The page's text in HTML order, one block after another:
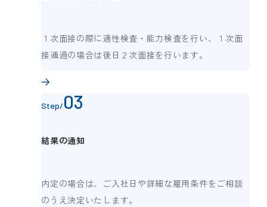
１次面接の際に適性検査・能力検査を行い、１次面
接通過の場合は後日２次面接を行います。
Step/
結果の通知
内定の場合は、ご入社日や詳細な雇用条件をご相談
のうえ決定いたします。